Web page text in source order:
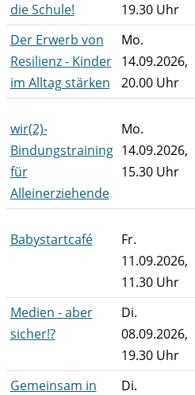
die Schule!
19.30 Uhr
Der Erwerb von
Resilienz - Kinder
im Alltag stärken
Mo.
14.09.2026,
20.00 Uhr
wir(2)-
Bindungstraining
für
Alleinerziehende
Mo.
14.09.2026,
15.30 Uhr
Babystartcafé
Fr.
11.09.2026,
11.30 Uhr
Medien - aber
sicher!?
Di.
08.09.2026,
19.30 Uhr
Gemeinsam in
Di.